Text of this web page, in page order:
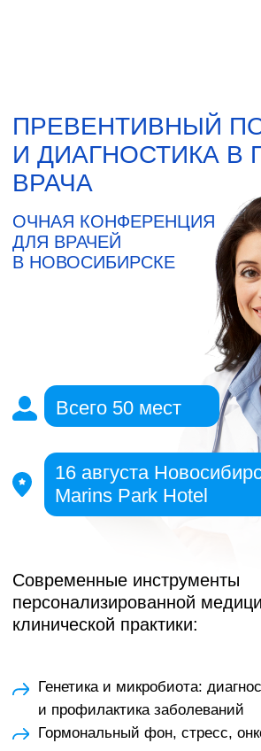
И ДИАГНОСТИКА В ПРАКТИКЕ
ВРАЧА
ОЧНАЯ КОНФЕРЕНЦИЯ
ДЛЯ ВРАЧЕЙ
В НОВОСИБИРСКЕ
Современные инструменты
персонализированной медицины для
УТОЧНИТЬ ДЕТАЛИ В WHATSAPP
Генетика и микробиота: диагностика
и профилактика заболеваний